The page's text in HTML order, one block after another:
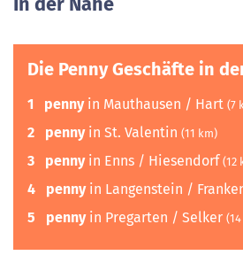
Die Penny Geschäfte in
1 pennyin Mauthausen / Hart (7
2 pennyin St. Valentin (11 km)
3 pennyin Enns / Hiesendorf (12
4 pennyin Langenstein /
5 pennyin Pregarten / Selker